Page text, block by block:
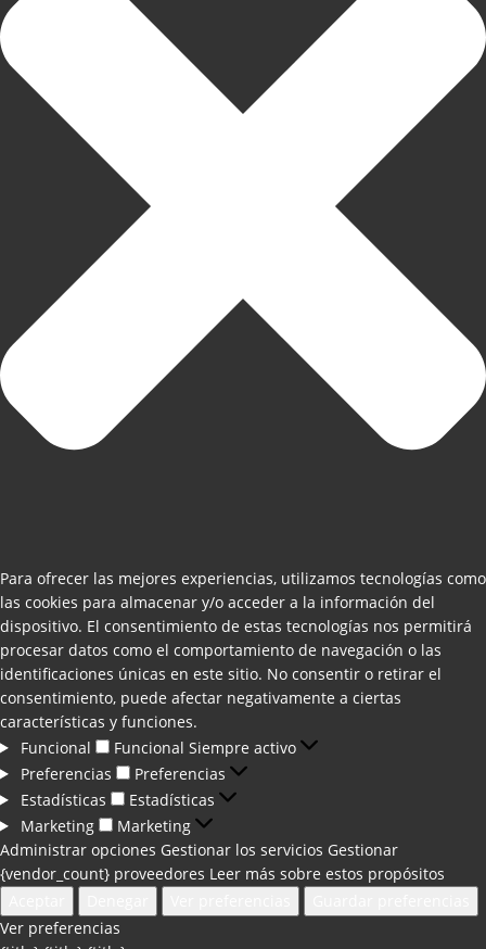
Para ofrecer las mejores experiencias, utilizamos tecnologías como
las cookies para almacenar y/o acceder a la información del
dispositivo. El consentimiento de estas tecnologías nos permitirá
procesar datos como el comportamiento de navegación o las
identificaciones únicas en este sitio. No consentir o retirar el
consentimiento, puede afectar negativamente a ciertas
características y funciones.
Funcional
Funcional Siempre activo
Preferencias
Preferencias
Estadísticas
Estadísticas
Marketing
Marketing
Administrar opciones Gestionar los servicios Gestionar
{vendor_count} proveedores Leer más sobre estos propósitos
Ver preferencias